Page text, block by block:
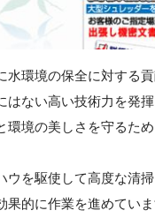
環境の保全に対する
ない高い技術力を発
境の美しさを守るため
を駆使して高度な清
的に作業を進めてい